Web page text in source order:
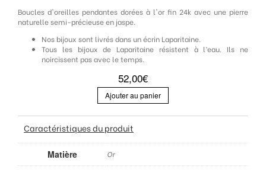
Boucles d'oreilles pendantes dorées à l'or fin 24k avec une pierre
naturelle semi-précieuse en jaspe.
Nos bijoux sont livrés dans un écrin Laparitaine.
Tous les bijoux de Laparitaine résistent à l’eau. Ils ne
noircissent pas avec le temps.
52,00€
Ajouter au panier
Caractéristiques du produit
Matière Or